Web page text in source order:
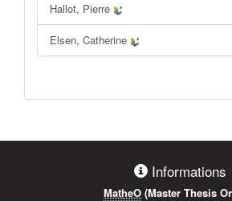
Hallot, Pierre
Elsen, Catherine
Informations
MatheO (Master Thesis